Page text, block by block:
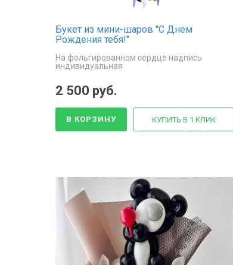
Букет из мини-шаров "С Днем
Рождения тебя!"
На фольгированном сердце надпись
индивидуальная
2 500 руб.
В КОРЗИНУ КУПИТЬ В 1 КЛИК